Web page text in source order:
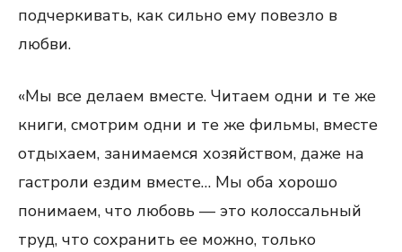
подчеркивать, как сильно ему повезло в
любви.
«Мы все делаем вместе. Читаем одни и те же
книги, смотрим одни и те же фильмы, вместе
отдыхаем, занимаемся хозяйством, даже на
гастроли ездим вместе… Мы оба хорошо
понимаем, что любовь — это колоссальный
труд, что сохранить ее можно, только